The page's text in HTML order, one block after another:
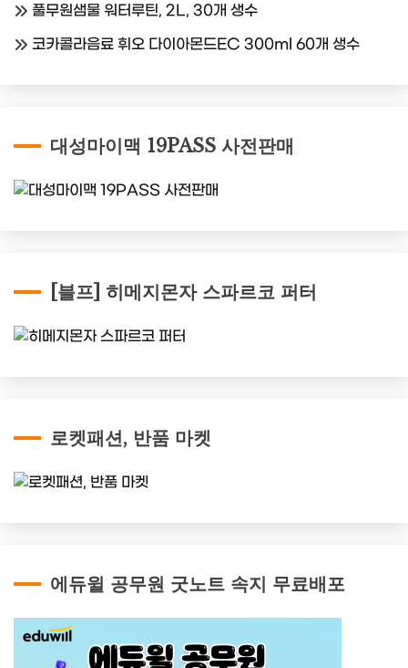
풀무원샘물 워터루틴, 2L, 30개 생수
코카콜라음료 휘오 다이아몬드EC 300ml 60개 생수
대성마이맥 19PASS 사전판매
[블프] 히메지몬자 스파르코 퍼터
로켓패션, 반품 마켓
에듀윌 공무원 굿노트 속지 무료배포